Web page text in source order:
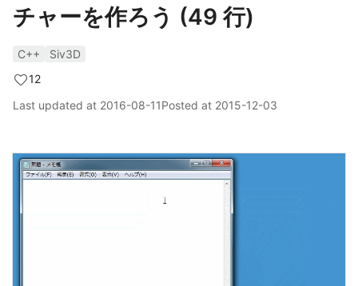
チャーを作ろう (49 行)
C++
Siv3D
12
Last updated at 2016-08-11Posted at 2015-12-03